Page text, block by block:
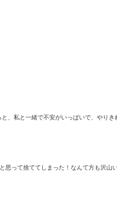
、 私と一緒で不安がいっぱいで、やりき
と思って捨ててしまった！なんて方も沢山